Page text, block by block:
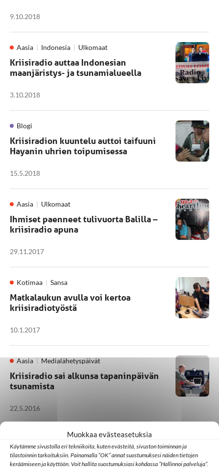
Muokkaa evästeasetuksia
Käytämme sivustolla eri tekniikoita, kuten evästeitä, sivuston toiminnan ja
tilastoinnin tarkoituksiin. Painamalla ”OK” annat suostumuksesi näiden tietojen
keräämiseen ja käyttöön. Voit hallita suostumuksiasi kohdassa ”Hallinnoi palveluja”.
9.10.2018
Aasia Indonesia Ulkomaat
Kriisiradio auttaa Indonesian
maanjäristys- ja tsunamialueella
3.10.2018
Blogi
Kriisiradion kuuntelu auttoi taifuuni
Hayanin uhrien toipumisessa
15.5.2018
Aasia Ulkomaat
Ihmiset paenneet tulivuorta Balilla –
kriisiradio apuna
29.11.2017
Kotimaa Sansa
Matkalaukun avulla voi kertoa
kriisiradiotyöstä
10.1.2017
Aasia Medialähetyspäivät
Kriisiradio sai alkunsa tapaninpäivän
tsunamista
22.5.2016
Ulkomaat
Kriisiradio auttaa luonnonkatastrofin
keskellä